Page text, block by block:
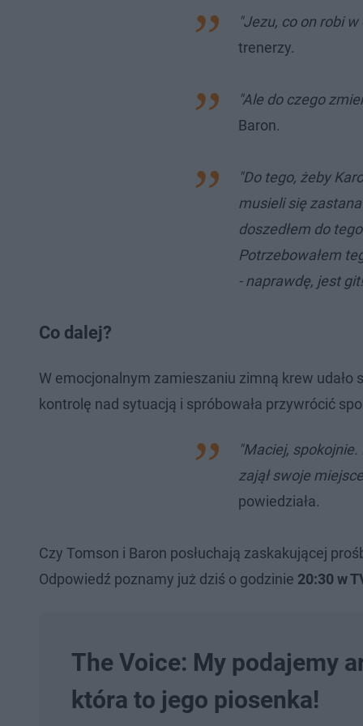
"Jezu, co on robi
trenerzy.
"Ale do czego
Baron.
"Do tego, żeby
musieli się
doszedłem do
Potrzebowałem
- naprawdę, jest
Co dalej?
W emocjonalnym zamieszaniu zimną krew udało
kontrolę nad sytuacją i spróbowała przywrócić
"Maciej,
zajął swoje
powiedziała.
Czy Tomson i Baron posłuchają zaskakującej
Odpowiedź poznamy już dziś o godzinie 20:30 w
The Voice: My podajemy
która to jego piosenka!